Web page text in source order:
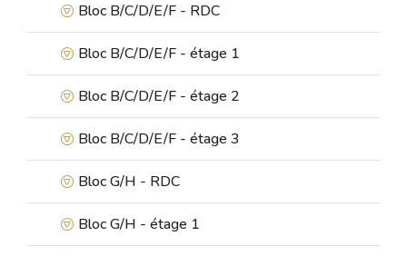
Bloc B/C/D/E/F - RDC
Bloc B/C/D/E/F - étage 1
Bloc B/C/D/E/F - étage 2
Bloc B/C/D/E/F - étage 3
Bloc G/H - RDC
Bloc G/H - étage 1